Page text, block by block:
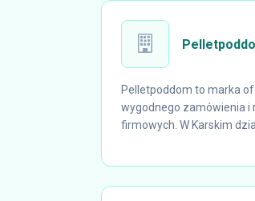
Pelletpoddom to marka
wygodnego zamówienia i
firmowych. W Karskim